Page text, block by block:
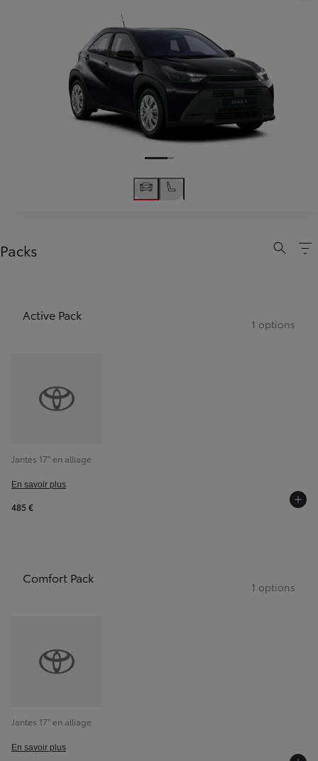
Packs
Active Pack
1 options
Jantes 17" en alliage
En savoir plus
485 €
Comfort Pack
1 options
Jantes 17" en alliage
En savoir plus